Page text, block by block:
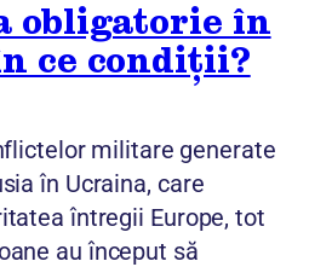
obligatorie în
ce condiții?
militare generate
în Ucraina, care
întregii Europe, tot
au început să